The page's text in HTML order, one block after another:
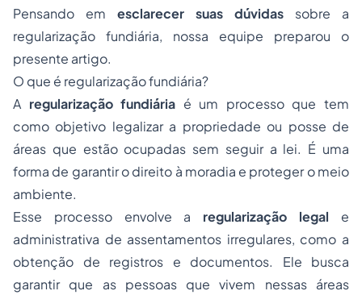
Pensando em esclarecer suas dúvidas sobre a
regularização fundiária, nossa equipe preparou o
presente artigo.
O que é regularização fundiária?
A regularização fundiária é um processo que tem
como objetivo legalizar a propriedade ou posse de
áreas que estão ocupadas sem seguir a lei. É uma
forma de garantir o direito à moradia e proteger o meio
ambiente.
Esse processo envolve a regularização legal e
administrativa de assentamentos irregulares, como a
obtenção de registros e documentos. Ele busca
garantir que as pessoas que vivem nessas áreas